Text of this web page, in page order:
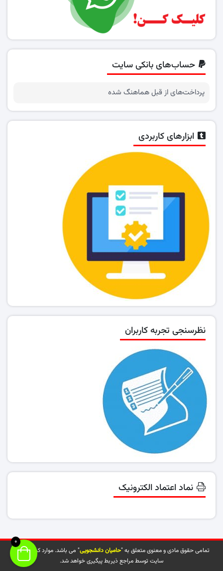
حساب‌های بانکی سایت
پرداخت‌های از قبل هماهنگ شده
ابزارهای کاربردی
نظرسنجی تجربه کاربران
نماد اعتماد الکترونیک
تمامی حقوق مادی و معنوی متعلق به "حامیان دانشجویی" می باشد. موارد کپی شده از
سایت توسط مراجع ذیربط پیگیری خواهد شد.
0